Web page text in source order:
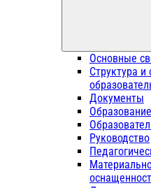
Основные
Структура и
Документы
Образование
Руководство